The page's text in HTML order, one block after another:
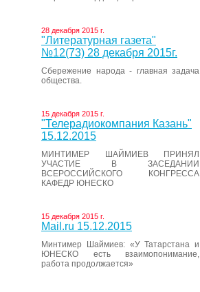
28 декабря 2015 г.
"Литературная газета"
№12(73) 28 декабря 2015г.
Сбережение народа - главная задача
общества.
15 декабря 2015 г.
"Телерадиокомпания Казань"
15.12.2015
МИНТИМЕР ШАЙМИЕВ ПРИНЯЛ
УЧАСТИЕ В ЗАСЕДАНИИ
ВСЕРОССИЙСКОГО КОНГРЕССА
КАФЕДР ЮНЕСКО
15 декабря 2015 г.
Mail.ru 15.12.2015
Минтимер Шаймиев: «У Татарстана и
ЮНЕСКО есть взаимопонимание,
работа продолжается»